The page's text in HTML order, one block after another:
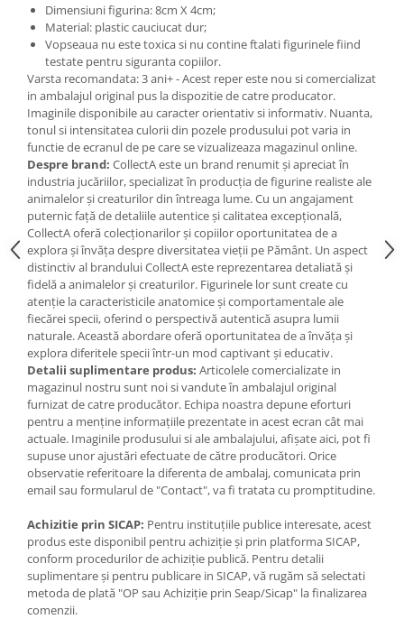
Puzzle de podea
IQ puzzle
Jucarii bebelusi
Jucarii de baie
Zornaitoare
Jucarii dentitie
Jucarii senzoriale
Jucarii motrice pentru bebelusi
Saltele de activitati pentru bebe
Jucarii de sortat
Jucarii muzicale bebelusi
Puzzle bebelusi
Dimensiuni figurina: 8cm X 4cm;
Material: plastic cauciucat dur;
Vopseaua nu este toxica si nu contine ftalati figurinele fiind
testate pentru siguranta copiilor.
Varsta recomandata: 3 ani+ - Acest reper este nou si comercializat
in ambalajul original pus la dispozitie de catre producator.
Imaginile disponibile au caracter orientativ si informativ. Nuanta,
tonul si intensitatea culorii din pozele produsului pot varia in
functie de ecranul de pe care se vizualizeaza magazinul online.
Despre brand: CollectA este un brand renumit și apreciat în
industria jucăriilor, specializat în producția de figurine realiste ale
animalelor și creaturilor din întreaga lume. Cu un angajament
puternic față de detaliile autentice și calitatea excepțională,
CollectA oferă colecționarilor și copiilor oportunitatea de a
explora și învăța despre diversitatea vieții pe Pământ. Un aspect
distinctiv al brandului CollectA este reprezentarea detaliată și
fidelă a animalelor și creaturilor. Figurinele lor sunt create cu
atenție la caracteristicile anatomice și comportamentale ale
fiecărei specii, oferind o perspectivă autentică asupra lumii
naturale. Această abordare oferă oportunitatea de a învăța și
explora diferitele specii într-un mod captivant și educativ.
Detalii suplimentare produs: Articolele comercializate in
magazinul nostru sunt noi si vandute în ambalajul original
furnizat de catre producător. Echipa noastra depune eforturi
pentru a menține informațiile prezentate in acest ecran cât mai
actuale. Imaginile produsului si ale ambalajului, afișate aici, pot fi
supuse unor ajustări efectuate de către producători. Orice
observatie referitoare la diferenta de ambalaj, comunicata prin
email sau formularul de "Contact", va fi tratata cu promptitudine.
Achizitie prin SICAP: Pentru instituțiile publice interesate, acest
produs este disponibil pentru achiziție și prin platforma SICAP,
conform procedurilor de achiziție publică. Pentru detalii
suplimentare și pentru publicare in SICAP, vă rugăm să selectati
metoda de plată "OP sau Achiziție prin Seap/Sicap" la finalizarea
comenzii.